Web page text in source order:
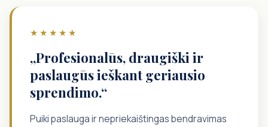
★★★★★
„Profesionalūs, draugiški ir
paslaugūs ieškant geriausio
sprendimo.“
Puiki paslauga ir nepriekaištingas bendravimas